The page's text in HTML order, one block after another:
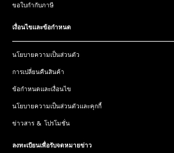
ขอใบกำกับภาษี
เงื่อนไขและข้อกำหนด
นโยบายความเป็นส่วนตัว
การเปลี่ยนคืนสินค้า
ข้อกำหนดและเงื่อนไข
นโยบายความเป็นส่วนตัวและคุกกี้
ข่าวสาร & โปรโมชั่น
ลงทะเบียนเพื่อรับจดหมายข่าว